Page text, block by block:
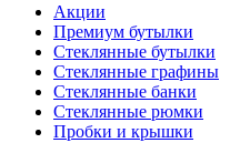
Акции
Премиум бутылки
Стеклянные бутылки
Стеклянные графины
Стеклянные банки
Стеклянные рюмки
Пробки и крышки